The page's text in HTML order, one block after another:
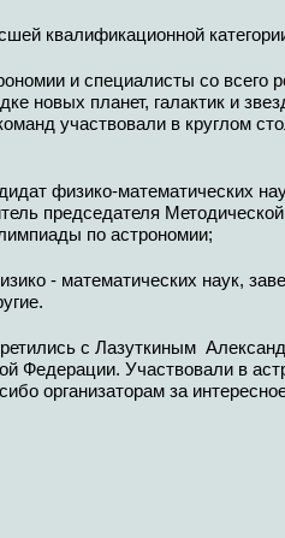
квалификационной
и специалисты со всего
новых планет, галактик и
участвовали в круглом
физико-математических
председателя
по астрономии;
- математических наук,
с Лазуткиным
Федерации. Участвовали в
организаторам за